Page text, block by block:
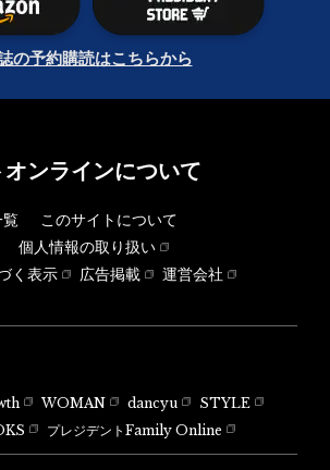
の予約購読はこちらから
ンラインについて
覧
このサイトについて
個人情報の取り扱い
く表示
広告掲載
運営会社
WOMAN dancyu
STYLE
プレジデントFamily Online